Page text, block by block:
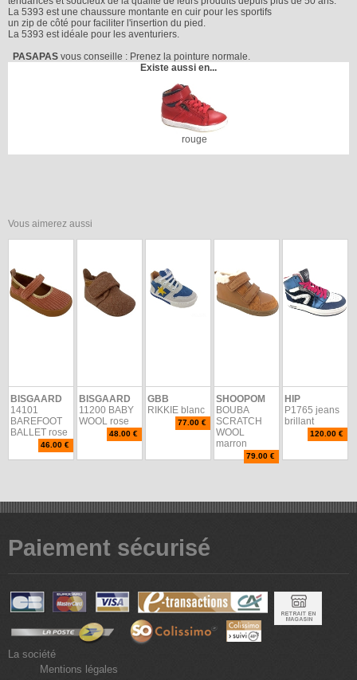
La 5393 est une chaussure montante en cuir pour les sportifs
un zip de côté pour faciliter l'insertion du pied.
La 5393 est idéale pour les aventuriers.
PASAPAS vous conseille : Prenez la pointure normale.
Existe aussi en...
rouge
Vous aimerez aussi
BISGAARD
14101
BAREFOOT
BALLET rose
46.00 €
BISGAARD
11200 BABY
WOOL rose
48.00 €
GBB
RIKKIE blanc
77.00 €
SHOOPOM
BOUBA
SCRATCH
WOOL
marron
79.00 €
HIP
P1765 jeans
brillant
120.00 €
Paiement sécurisé
La société
Mentions légales